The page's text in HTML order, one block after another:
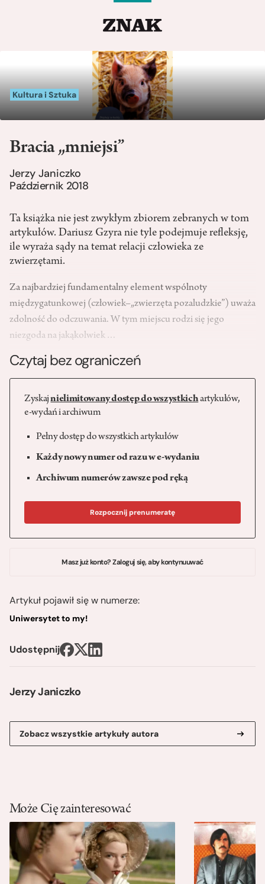
Kultura i Sztuka
Jerzy Janiczko
Zobacz wszystkie artykuły autora
Bracia „mniejsi”
Jerzy Janiczko
Październik 2018
Ta książka nie jest zwykłym zbiorem zebranych w tom
artykułów. Dariusz Gzyra nie tyle podejmuje refleksję,
ile wyraża sądy na temat relacji człowieka ze
zwierzętami.
Za najbardziej fundamentalny element wspólnoty
międzygatunkowej (człowiek–„zwierzęta pozaludzkie”) uważa
zdolność do odczuwania. W tym miejscu rodzi się jego
niezgoda na jakąkolwiek…
Czytaj bez ograniczeń
Zyskajnielimitowany dostęp do wszystkichartykułów,
e-wydań i archiwum
Pełny dostęp do wszystkich artykułów
Każdy nowy numer od razu w e-wydaniu
Archiwum numerów zawsze pod ręką
Rozpocznij prenumeratę
Masz już konto? Zaloguj się, aby kontynuuwać
Artykuł pojawił się w numerze:
Uniwersytet to my!
Udostępnij
Może Cię zainteresować